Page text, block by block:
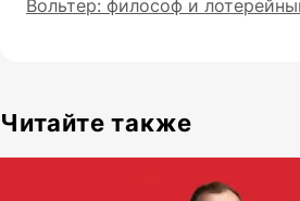
Вольтер: философ и
Читайте также